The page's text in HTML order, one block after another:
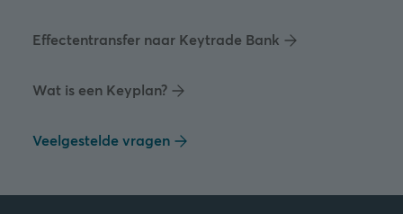
Effectentransfer naar Keytrade Bank
Wat is een Keyplan?
Veelgestelde vragen